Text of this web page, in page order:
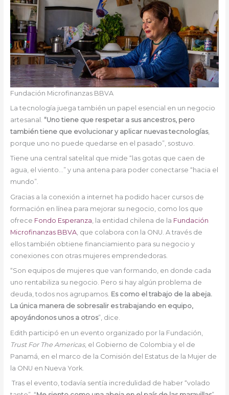
Fundación Microfinanzas BBVA
La tecnología juega también un papel esencial en un negocio
artesanal. “Uno tiene que respetar a sus ancestros, pero
también tiene que evolucionar y aplicar nuevas tecnologías,
porque uno no puede quedarse en el pasado”, sostuvo.
Tiene una central satelital que mide “las gotas que caen de
agua, el viento…” y una antena para poder conectarse “hacia el
mundo”.
Gracias a la conexión a internet ha podido hacer cursos de
formación en línea para mejorar su negocio, como los que
ofrece Fondo Esperanza , la entidad chilena de la Fundación
Microfinanzas BBVA, que colabora con la ONU. A través de
ellos también obtiene financiamiento para su negocio y
conexiones con otras mujeres emprendedoras.
“Son equipos de mujeres que van formando, en donde cada
uno rentabiliza su negocio. Pero si hay algún problema de
deuda, todos nos agrupamos. Es como el trabajo de la abeja.
La única manera de sobresalir es trabajando en equipo,
apoyándonos unos a otros”, dice.
Edith participó en un evento organizado por la Fundación,
Trust For The Americas, el Gobierno de Colombia y el de
Panamá, en el marco de la Comisión del Estatus de la Mujer de
la ONU en Nueva York.
Tras el evento, todavía sentía incredulidad de haber “volado